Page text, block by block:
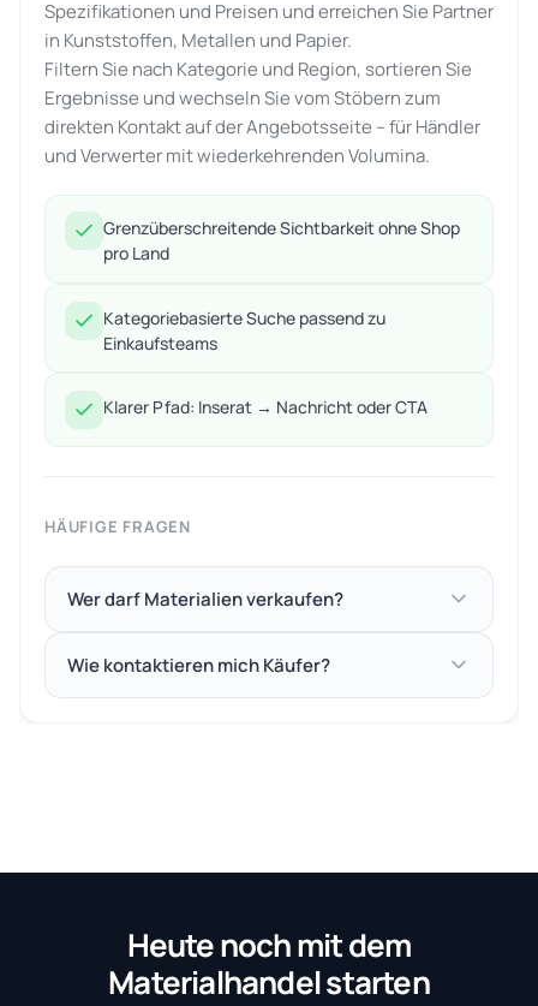
Spezifikationen und Preisen und erreichen Sie Partner
in Kunststoffen, Metallen und Papier.
Filtern Sie nach Kategorie und Region, sortieren Sie
Ergebnisse und wechseln Sie vom Stöbern zum
direkten Kontakt auf der Angebotsseite – für Händler
und Verwerter mit wiederkehrenden Volumina.
Grenzüberschreitende Sichtbarkeit ohne Shop
pro Land
Kategoriebasierte Suche passend zu
Einkaufsteams
Klarer Pfad: Inserat → Nachricht oder CTA
HÄUFIGE FRAGEN
Wer darf Materialien verkaufen?
Wie kontaktieren mich Käufer?
Heute noch mit dem
Materialhandel starten